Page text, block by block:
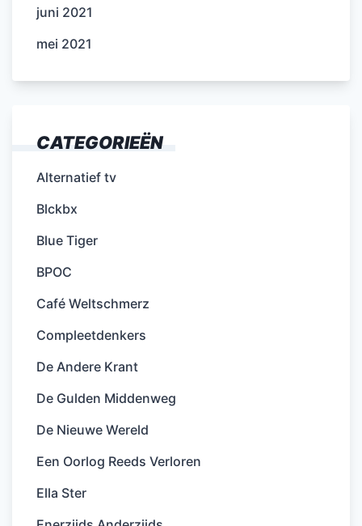
juni 2021
mei 2021
CATEGORIEËN
Alternatief tv
Blckbx
Blue Tiger
BPOC
Café Weltschmerz
Compleetdenkers
De Andere Krant
De Gulden Middenweg
De Nieuwe Wereld
Een Oorlog Reeds Verloren
Ella Ster